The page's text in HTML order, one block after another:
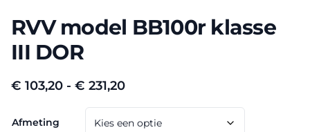
RVV model BB100r klasse
III DOR
€ 103,20 - € 231,20Prijsklasse:
€ 103,20
tot
Afmeting